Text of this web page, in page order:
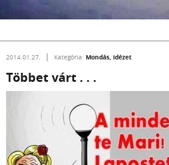
2014.01.27. Kategória: Mondás, idézet
Többet várt . . .